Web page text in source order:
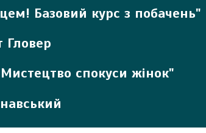
Базовий курс з побачень"
Гловер
спокуси жінок"